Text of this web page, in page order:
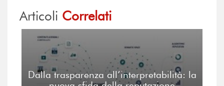
Articoli Correlati
Dalla trasparenza all’interpretabilità: la